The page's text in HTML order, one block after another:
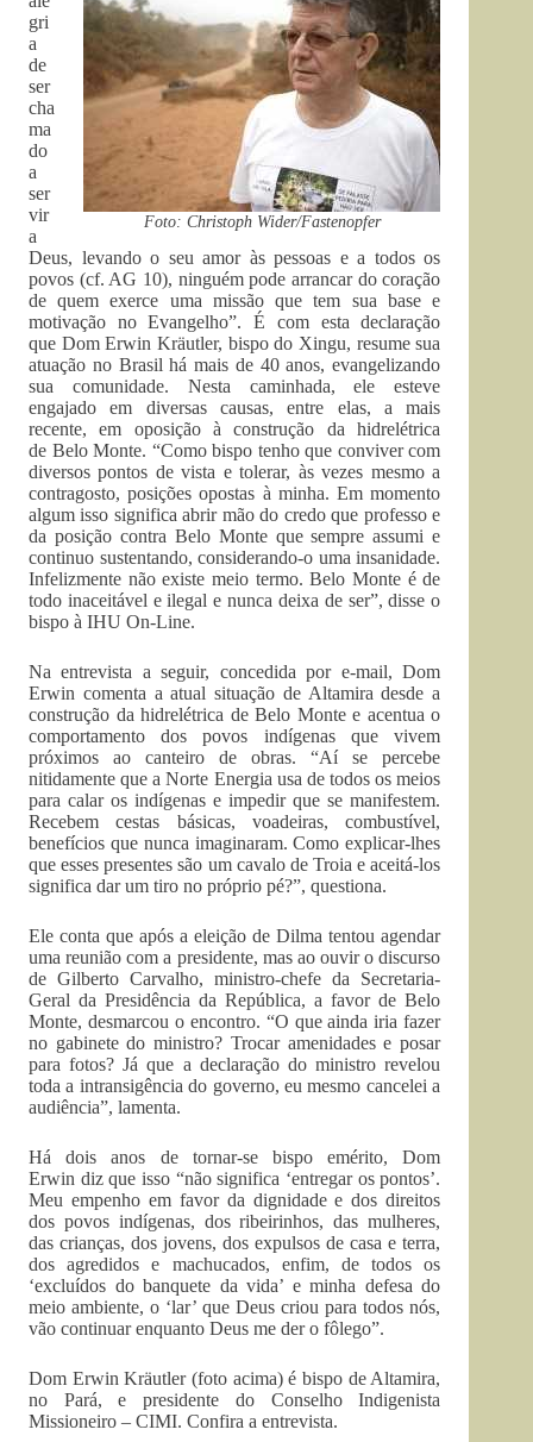
Foto: Christoph Wider/Fastenopfer
gri
a
de
ser
cha
ma
do
a
ser
vir
a
Deus, levando o seu amor às pessoas e a todos os
povos (cf. AG 10), ninguém pode arrancar do coração
de quem exerce uma missão que tem sua base e
motivação no Evangelho”. É com esta declaração
que Dom Erwin Kräutler, bispo do Xingu, resume sua
atuação no Brasil há mais de 40 anos, evangelizando
sua comunidade. Nesta caminhada, ele esteve
engajado em diversas causas, entre elas, a mais
recente, em oposição à construção da hidrelétrica
de Belo Monte. “Como bispo tenho que conviver com
diversos pontos de vista e tolerar, às vezes mesmo a
contragosto, posições opostas à minha. Em momento
algum isso significa abrir mão do credo que professo e
da posição contra Belo Monte que sempre assumi e
continuo sustentando, considerando-o uma insanidade.
Infelizmente não existe meio termo. Belo Monte é de
todo inaceitável e ilegal e nunca deixa de ser”, disse o
bispo à IHU On-Line.
Na entrevista a seguir, concedida por e-mail, Dom
Erwin comenta a atual situação de Altamira desde a
construção da hidrelétrica de Belo Monte e acentua o
comportamento dos povos indígenas que vivem
próximos ao canteiro de obras. “Aí se percebe
nitidamente que a Norte Energia usa de todos os meios
para calar os indígenas e impedir que se manifestem.
Recebem cestas básicas, voadeiras, combustível,
benefícios que nunca imaginaram. Como explicar-lhes
que esses presentes são um cavalo de Troia e aceitá-los
significa dar um tiro no próprio pé?”, questiona.
Ele conta que após a eleição de Dilma tentou agendar
uma reunião com a presidente, mas ao ouvir o discurso
de Gilberto Carvalho, ministro-chefe da Secretaria-
Geral da Presidência da República, a favor de Belo
Monte, desmarcou o encontro. “O que ainda iria fazer
no gabinete do ministro? Trocar amenidades e posar
para fotos? Já que a declaração do ministro revelou
toda a intransigência do governo, eu mesmo cancelei a
audiência”, lamenta.
Há dois anos de tornar-se bispo emérito, Dom
Erwin diz que isso “não significa ‘entregar os pontos’.
Meu empenho em favor da dignidade e dos direitos
dos povos indígenas, dos ribeirinhos, das mulheres,
das crianças, dos jovens, dos expulsos de casa e terra,
dos agredidos e machucados, enfim, de todos os
‘excluídos do banquete da vida’ e minha defesa do
meio ambiente, o ‘lar’ que Deus criou para todos nós,
vão continuar enquanto Deus me der o fôlego”.
Dom Erwin Kräutler (foto acima) é bispo de Altamira,
no Pará, e presidente do Conselho Indigenista
Missioneiro – CIMI. Confira a entrevista.